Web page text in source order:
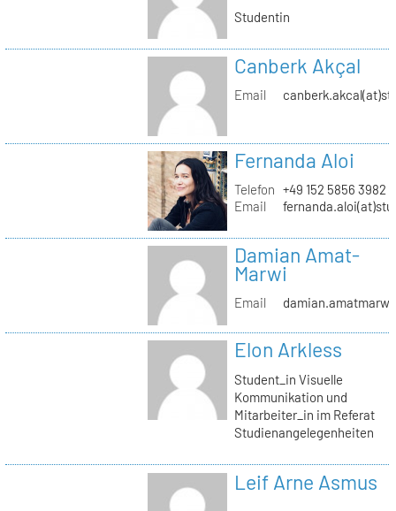
Studentin
Canberk Akçal
Email
Fernanda Aloi
Telefon +49 152 5856 3982
Email
Damian Amat-
Marwi
Email
Elon Arkless
Student_in Visuelle
Kommunikation und
Mitarbeiter_in im Referat
Studienangelegenheiten
Leif Arne Asmus